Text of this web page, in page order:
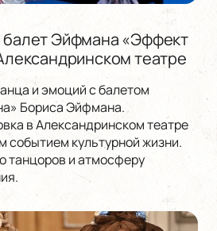
Эйфмана «Эффект
театре
и эмоций с балетом
Бориса Эйфмана.
в Александринском театре
событием культурной жизни.
танцоров и атмосферу